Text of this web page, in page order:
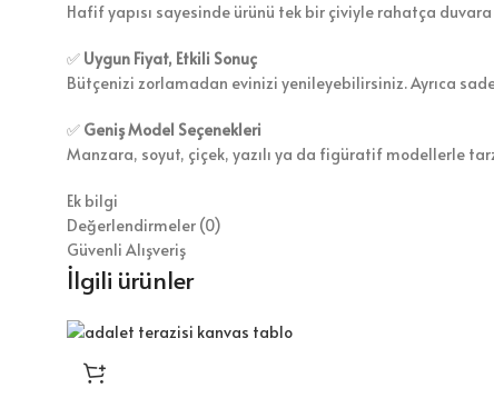
Hafif yapısı sayesinde ürünü tek bir çiviyle rahatça
✅ Uygun Fiyat, Etkili Sonuç
Bütçenizi zorlamadan evinizi yenileyebilirsiniz. Ayrıca
✅ Geniş Model Seçenekleri
Manzara, soyut, çiçek, yazılı ya da figüratif modellerle
Ek bilgi
Değerlendirmeler (0)
Güvenli Alışveriş
İlgili ürünler